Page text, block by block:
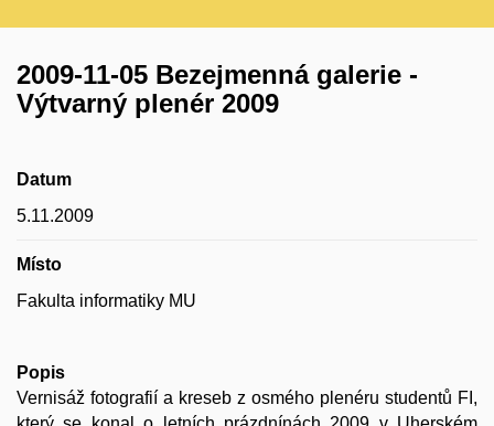
2009-11-05 Bezejmenná galerie -
Výtvarný plenér 2009
Datum
5.11.2009
Místo
Fakulta informatiky MU
Popis
Vernisáž fotografií a kreseb z osmého plenéru studentů FI,